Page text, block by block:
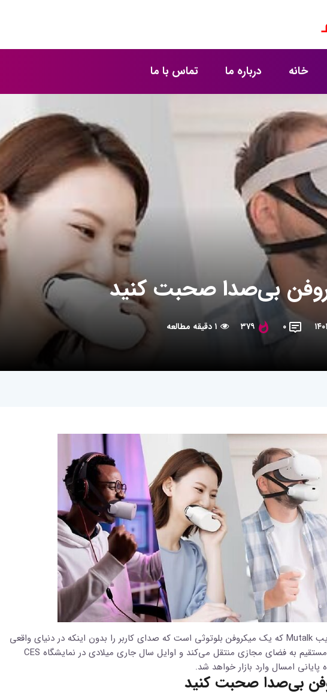
خانه درباره ما تماس با ما
بی‌صدا صحبت کنید
۰ ۳۷۹ ۱ دقیقه مطالعه
دستگاه عجیب و غریب Mutalk که یک میکروفن بلوتوثی است که صدای کاربر را بدون اینکه در دنیای واقعی
منتشر شود، به طور مستقیم به فضای مجازی منتقل می‌کند و اوایل سال جاری میلادی در نمایشگاه CES
امسال وارد بازار خواهد شد.
بی‌صدا صحبت کنید